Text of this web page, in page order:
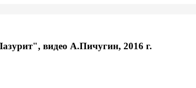
видео А.Пичугин, 2016 г.